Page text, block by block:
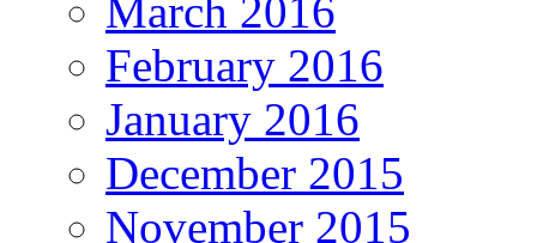
March 2016
February 2016
January 2016
December 2015
November 2015